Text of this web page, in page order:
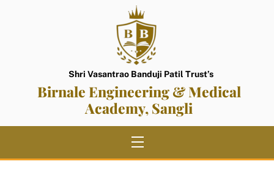
Shri Vasantrao Banduji Patil Trust’s
Birnale Engineering & Medical
Academy, Sangli
Menu